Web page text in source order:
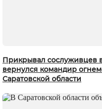
Прикрывал сослуживцев
вернулся командир
Саратовской области